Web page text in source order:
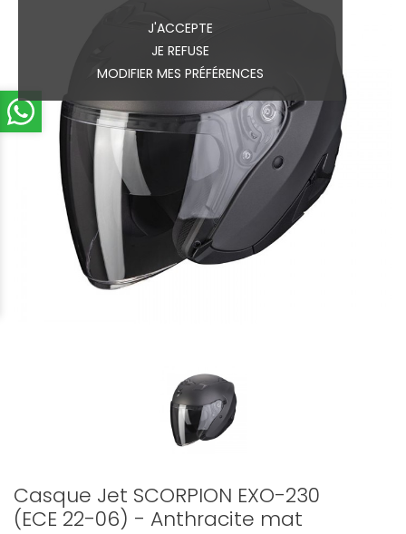
J'ACCEPTE
JE REFUSE
MODIFIER MES PRÉFÉRENCES
Casque Jet SCORPION EXO-230
(ECE 22-06) - Anthracite mat